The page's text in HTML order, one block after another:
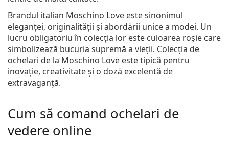
Brandul italian Moschino Love este sinonimul
eleganței, originalității și abordării unice a modei. Un
lucru obligatoriu în colecția lor este culoarea roșie care
simbolizează bucuria supremă a vieții. Colecția de
ochelari de la Moschino Love este tipică pentru
inovație, creativitate și o doză excelentă de
extravaganță.
Cum să comand ochelari de
vedere online